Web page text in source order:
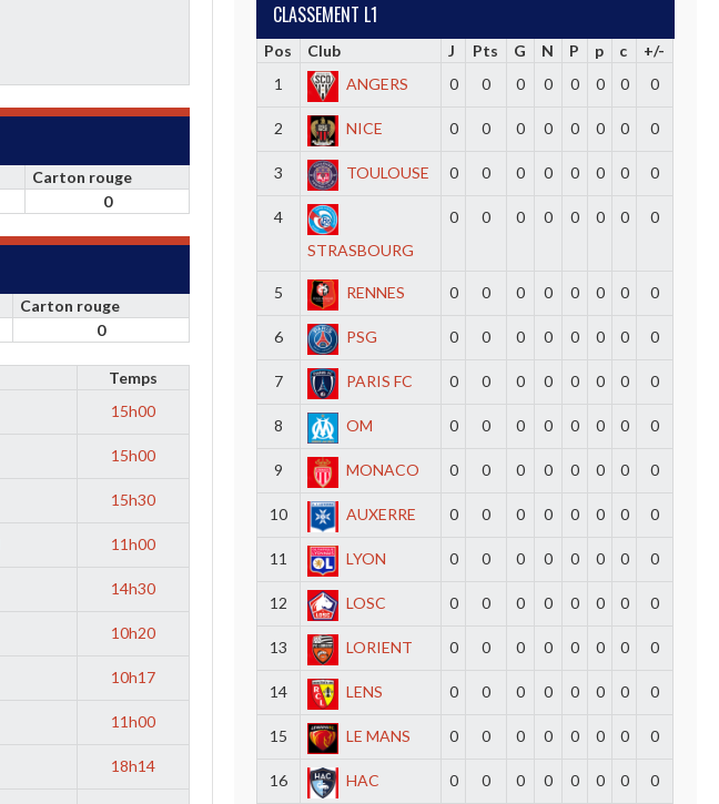
Carton rouge
0
Carton rouge
0
Temps
15h00
15h00
15h30
11h00
14h30
10h20
10h17
11h00
18h14
CLASSEMENT L1
Pos Club J Pts G N P p c
+/-
1
ANGERS 0 0 0 0 0 0 0 0
2 NICE 0 0 0 0 0 0 0 0
3 TOULOUSE 0 0 0 0 0 0 0 0
4
STRASBOURG
0 0 0 0 0 0 0 0
5 RENNES 0 0 0 0 0 0 0 0
6 PSG 0 0 0 0 0 0 0 0
7 PARIS FC 0 0 0 0 0 0 0 0
8 OM 0 0 0 0 0 0 0 0
9 MONACO 0 0 0 0 0 0 0 0
10 AUXERRE 0 0 0 0 0 0 0 0
11 LYON 0 0 0 0 0 0 0 0
12 LOSC 0 0 0 0 0 0 0 0
13 LORIENT 0 0 0 0 0 0 0 0
14 LENS 0 0 0 0 0 0 0 0
15 LE MANS 0 0 0 0 0 0 0 0
16 HAC 0 0 0 0 0 0 0 0